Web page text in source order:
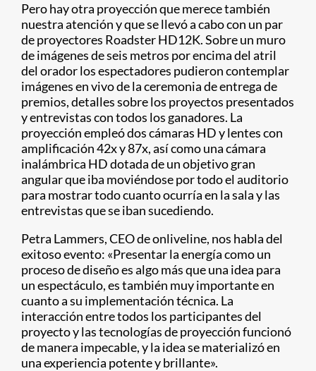
Pero hay otra proyección que merece también
nuestra atención y que se llevó a cabo con un par
de proyectores Roadster HD12K. Sobre un muro
de imágenes de seis metros por encima del atril
del orador los espectadores pudieron contemplar
imágenes en vivo de la ceremonia de entrega de
premios, detalles sobre los proyectos presentados
y entrevistas con todos los ganadores. La
proyección empleó dos cámaras HD y lentes con
amplificación 42x y 87x, así como una cámara
inalámbrica HD dotada de un objetivo gran
angular que iba moviéndose por todo el auditorio
para mostrar todo cuanto ocurría en la sala y las
entrevistas que se iban sucediendo.
Petra Lammers, CEO de onliveline, nos habla del
exitoso evento: «Presentar la energía como un
proceso de diseño es algo más que una idea para
un espectáculo, es también muy importante en
cuanto a su implementación técnica. La
interacción entre todos los participantes del
proyecto y las tecnologías de proyección funcionó
de manera impecable, y la idea se materializó en
una experiencia potente y brillante».